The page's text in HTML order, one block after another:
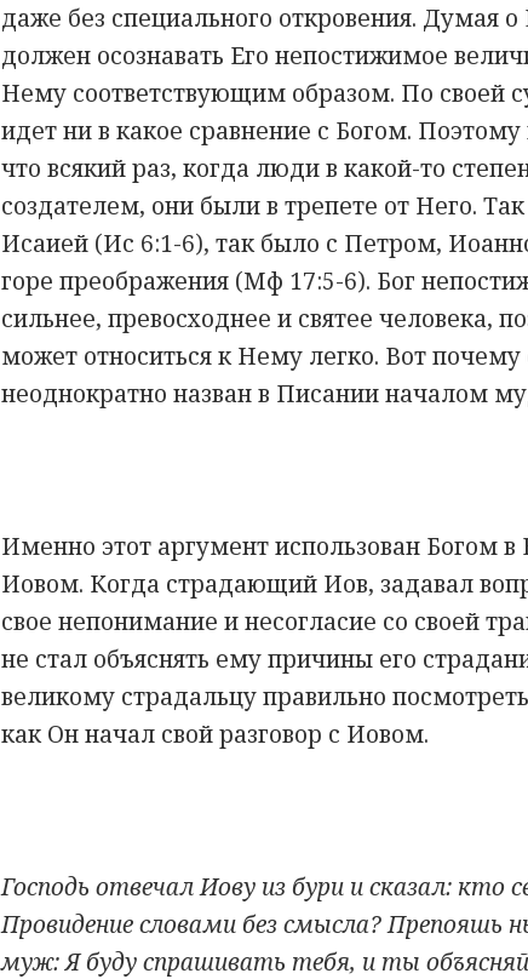
даже без специального откровения. Думая о
должен осознавать Его непостижимое
Нему соответствующим образом. По своей
идет ни в какое сравнение с Богом. Поэтому
что всякий раз, когда люди в какой-то
создателем, они были в трепете от Него.
Исаией (Ис 6:1-6), так было с Петром,
горе преображения (Мф 17:5-6). Бог
сильнее, превосходнее и святее человека,
может относиться к Нему легко. Вот
неоднократно назван в Писании началом
Именно этот аргумент использован Богом в
Иовом. Когда страдающий Иов, задавал
свое непонимание и несогласие со своей
не стал объяснять ему причины его
великому страдальцу правильно
как Он начал свой разговор с Иовом.
Господь отвечал Иову из бури и сказал: кто
Провидение словами без смысла? Препояшь
муж: Я буду спрашивать тебя, и ты